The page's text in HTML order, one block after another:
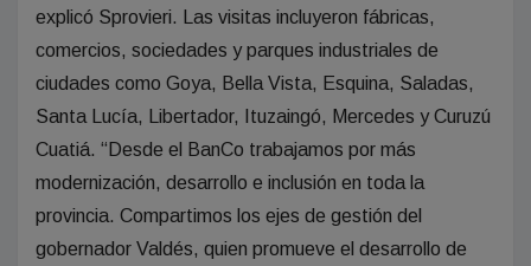
explicó Sprovieri. Las visitas incluyeron fábricas,
comercios, sociedades y parques industriales de
ciudades como Goya, Bella Vista, Esquina, Saladas,
Santa Lucía, Libertador, Ituzaingó, Mercedes y Curuzú
Cuatiá. “Desde el BanCo trabajamos por más
modernización, desarrollo e inclusión en toda la
provincia. Compartimos los ejes de gestión del
gobernador Valdés, quien promueve el desarrollo de